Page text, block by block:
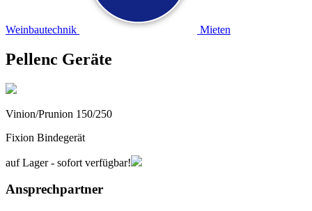
Weinbautechnik Mieten
Pellenc Geräte
Vinion/Prunion 150/250
Fixion Bindegerät
auf Lager - sofort verfügbar!
Ansprechpartner